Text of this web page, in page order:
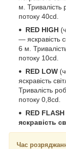
м. Тривалість
потоку 40cd.
RED HIGH
— яскравість
6 м.
потоку 10cd.
RED LOW
яскравість
Тривалість
потоку 0,8cd.
RED
яскравість
Час